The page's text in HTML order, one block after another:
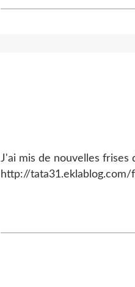
J'ai mis de nouvelles frises
http://